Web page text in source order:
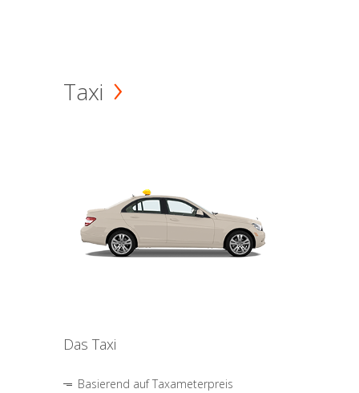
Taxi
Das Taxi
Basierend auf Taxameterpreis